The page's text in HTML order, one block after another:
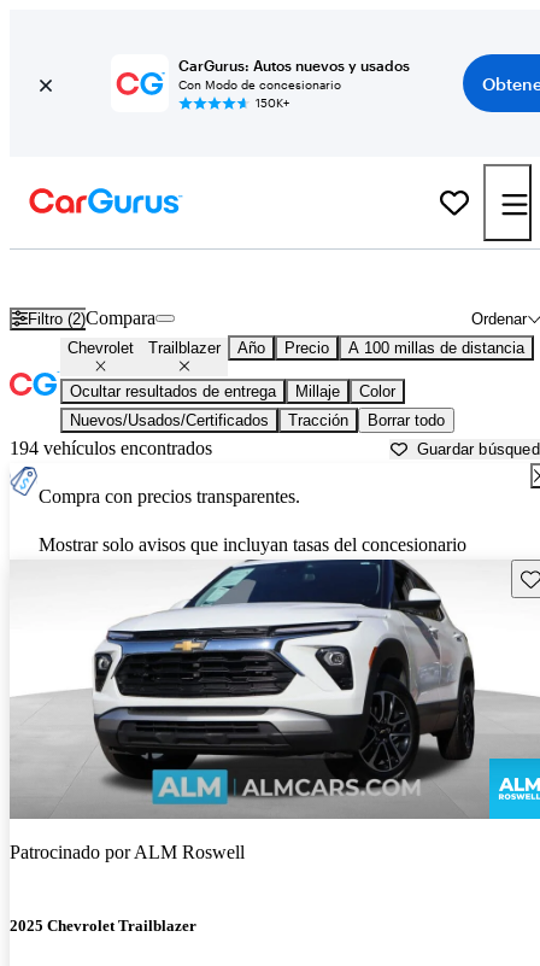
CarGurus: Autos nuevos y usados
Con Modo de concesionario
150K+
Filtro (2) Ordenar
Compara
Chevrolet Trailblazer Año Precio A 100 millas de distancia
Ocultar resultados de entrega Millaje
Color
Nuevos/Usados/Certificados
Tracción Borrar todo
194 vehículos encontrados Guardar
Compra con precios transparentes.
Mostrar solo avisos que incluyan tasas del concesionario
Patrocinado porALM Roswell
2025 Chevrolet Trailblazer